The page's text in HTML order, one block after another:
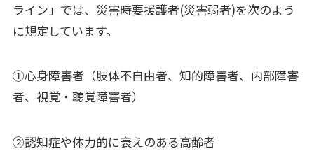
ライン」では、災害時要援護者(災害弱者)を次のよう
に規定しています。
①心身障害者（肢体不自由者、知的障害者、内部障害
者、視覚・聴覚障害者）
②認知症や体力的に衰えのある高齢者